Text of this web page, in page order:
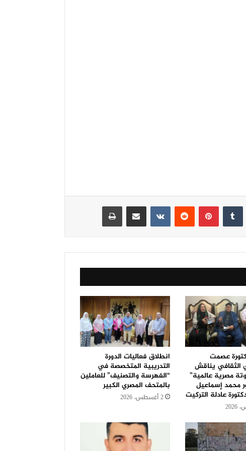
لينكدإن بينتيريست
عصمت
الثقافي يناقش
مصرية عالمية”
محمد إسماعيل
عادلة التركيت
انطلاق فعاليات الدورة
التدريبية المتخصصة في
“الفهرسة والتصنيف” للعاملين
بالمتحف المصري الكبير
2 أغسطس، 2026